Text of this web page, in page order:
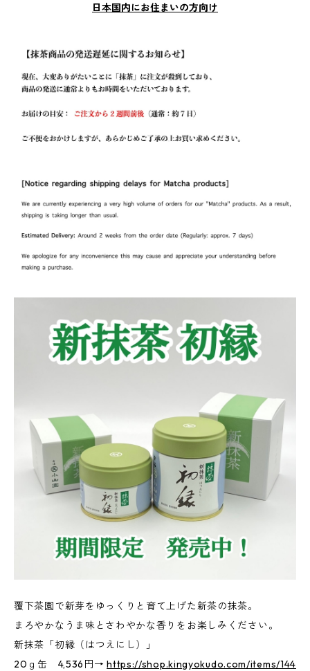
日本国内にお住まいの方向け
覆下茶園で新芽をゆっくりと育て上げた新茶の抹茶。
まろやかなうま味とさわやかな香りをお楽しみください。
新抹茶「初縁（はつえにし）」
20ｇ缶 4,536円→https://shop.kingyokudo.com/items/144